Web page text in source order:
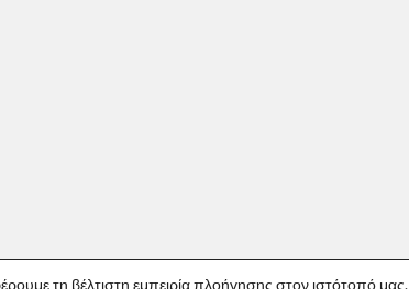
τη βέλτιστη εμπειρία πλοήγησης στον ιστότοπό μας.